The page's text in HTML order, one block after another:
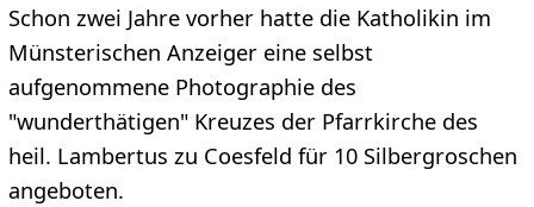
Schon zwei Jahre vorher hatte die Katholikin im
Münsterischen Anzeiger eine selbst
aufgenommene Photographie des
"wunderthätigen" Kreuzes der Pfarrkirche des
heil. Lambertus zu Coesfeld für 10 Silbergroschen
angeboten.